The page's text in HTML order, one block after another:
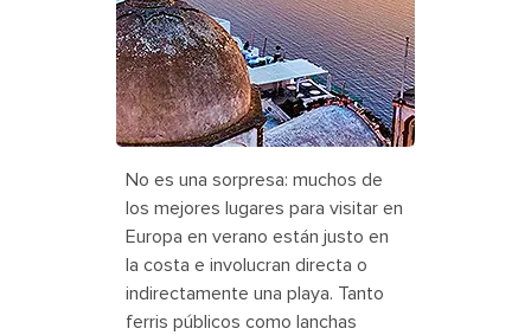
Sunset in Santorini, Greece
No es una sorpresa: muchos de
los mejores lugares para visitar en
Europa en verano están justo en
la costa e involucran directa o
indirectamente una playa. Tanto
ferris públicos como lanchas